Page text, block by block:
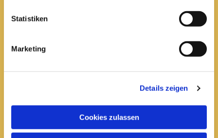
Statistiken
Marketing
Details zeigen
Cookies zulassen
03628 602285
Öffnungszeiten:
10 bis 12 Uhr
Donnerstag
14 bis 16 Uhr